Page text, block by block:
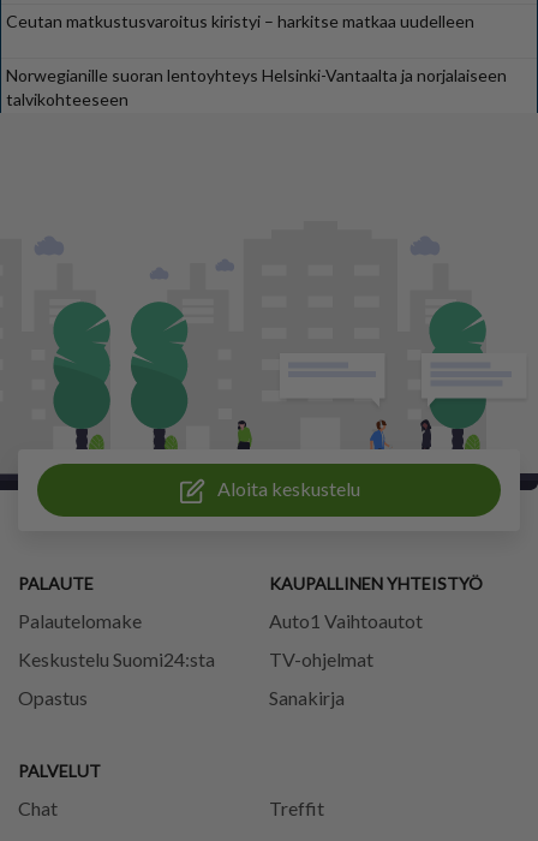
Ceutan matkustusvaroitus kiristyi – harkitse matkaa uudelleen
Norwegianille suoran lentoyhteys Helsinki-Vantaalta ja norjalaiseen
talvikohteeseen
Aloita keskustelu
PALAUTE
Palautelomake
Keskustelu Suomi24:sta
Opastus
PALVELUT
Chat
Treffit
KAUPALLINEN YHTEISTYÖ
Auto1 Vaihtoautot
TV-ohjelmat
Sanakirja